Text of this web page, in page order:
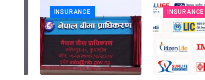
INSURANCE INSURANCE